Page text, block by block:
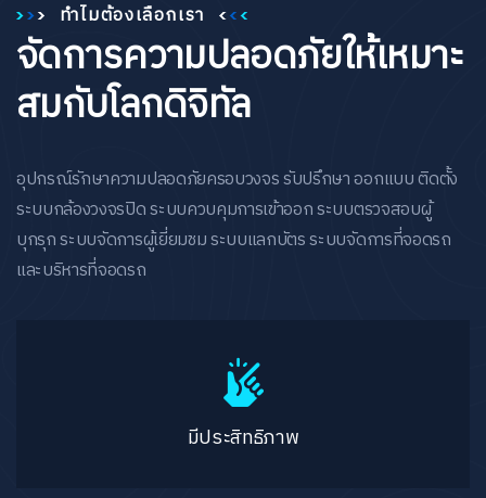
ทำไมต้องเลือกเรา
จัดการความปลอดภัยให้เหมาะ
สมกับโลกดิจิทัล
อุปกรณ์รักษาความปลอดภัยครอบวงจร รับปรึกษา ออกแบบ ติดตั้ง
ระบบกล้องวงจรปิด ระบบควบคุมการเข้าออก ระบบตรวจสอบผู้
บุกรุก ระบบจัดการผู้เยี่ยมชม ระบบแลกบัตร ระบบจัดการที่จอดรถ
และบริหารที่จอดรถ
มีประสิทธิภาพ